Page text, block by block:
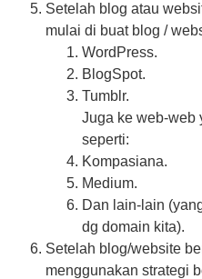
Setelah blog atau
mulai di buat blog /
WordPress.
BlogSpot.
Tumblr.
Juga ke web-web
seperti:
Kompasiana.
Medium.
Dan lain-lain
dg domain kita).
Setelah blog/website
menggunakan strategi